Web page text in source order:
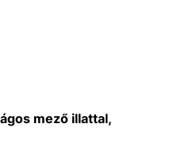
mező illattal,